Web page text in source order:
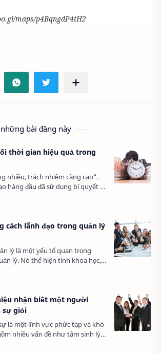
maps/p4BqngdP4tH2
bài đăng này
thời gian hiệu quả trong
nhiều, trách nhiệm càng cao".
hàng đầu đã sử dụng bí quyết gì
hiệu quả? Khi bạn giữ trọng
giám sát và đả…
cách lãnh đạo trong quản lý
lý là một yếu tố quan trọng
lý. Nó thể hiện tính khoa học,
chí hướng và nghệ thuật chỉ
lý. Mỗi người đều có …
nhận biết một người
sự giỏi
là một lĩnh vực phức tạp và khó
nhiều vấn đề như tâm sinh lý,
Nó là sự trộn lẫn giữa khoa học